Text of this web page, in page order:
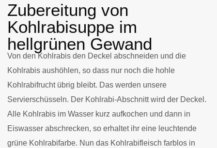
Zubereitung von
Kohlrabisuppe im
hellgrünen Gewand
Von den Kohlrabis den Deckel abschneiden und die
Kohlrabis aushöhlen, so dass nur noch die hohle
Kohlrabifrucht übrig bleibt. Das werden unsere
Servierschüsseln. Der Kohlrabi-Abschnitt wird der Deckel.
Alle Kohlrabis im Wasser kurz aufkochen und dann in
Eiswasser abschrecken, so erhaltet ihr eine leuchtende
grüne Kohlrabifarbe. Nun das Kohlrabifleisch farblos in